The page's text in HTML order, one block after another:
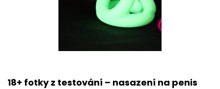
18+ fotky z testování – nasazení na penis